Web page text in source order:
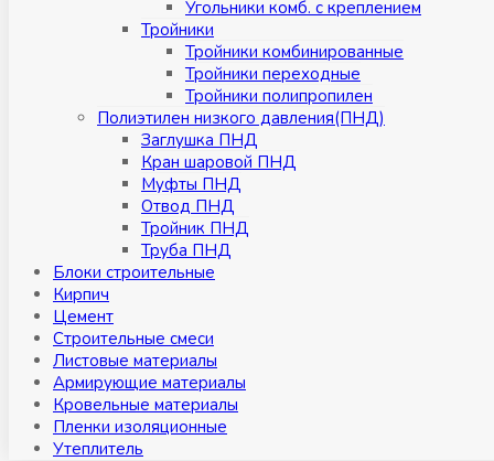
Угольники комб. с креплением
Тройники
Тройники комбинированные
Тройники переходные
Тройники полипропилен
Полиэтилен низкого давления(ПНД)
Заглушка ПНД
Кран шаровой ПНД
Муфты ПНД
Отвод ПНД
Тройник ПНД
Труба ПНД
Блоки строительные
Кирпич
Цемент
Строительные смеси
Листовые материалы
Армирующие материалы
Кровельные материалы
Пленки изоляционные
Утеплитель